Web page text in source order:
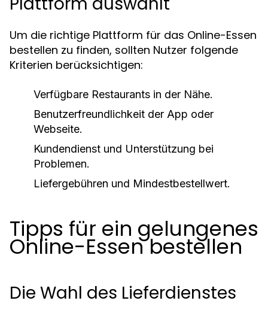
Um die richtige Plattform für das Online-Essen
bestellen zu finden, sollten Nutzer folgende
Kriterien berücksichtigen:
Verfügbare Restaurants in der Nähe.
Benutzerfreundlichkeit der App oder
Webseite.
Kundendienst und Unterstützung bei
Problemen.
Liefergebühren und Mindestbestellwert.
Tipps für ein gelungenes
Online-Essen bestellen
Die Wahl des Lieferdienstes